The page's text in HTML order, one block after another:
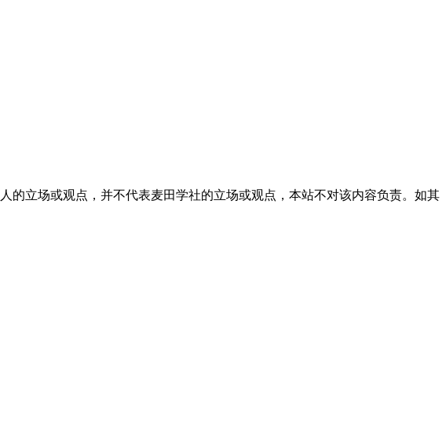
的立场或观点，并不代表麦田学社的立场或观点，本站不对该内容负责。如其